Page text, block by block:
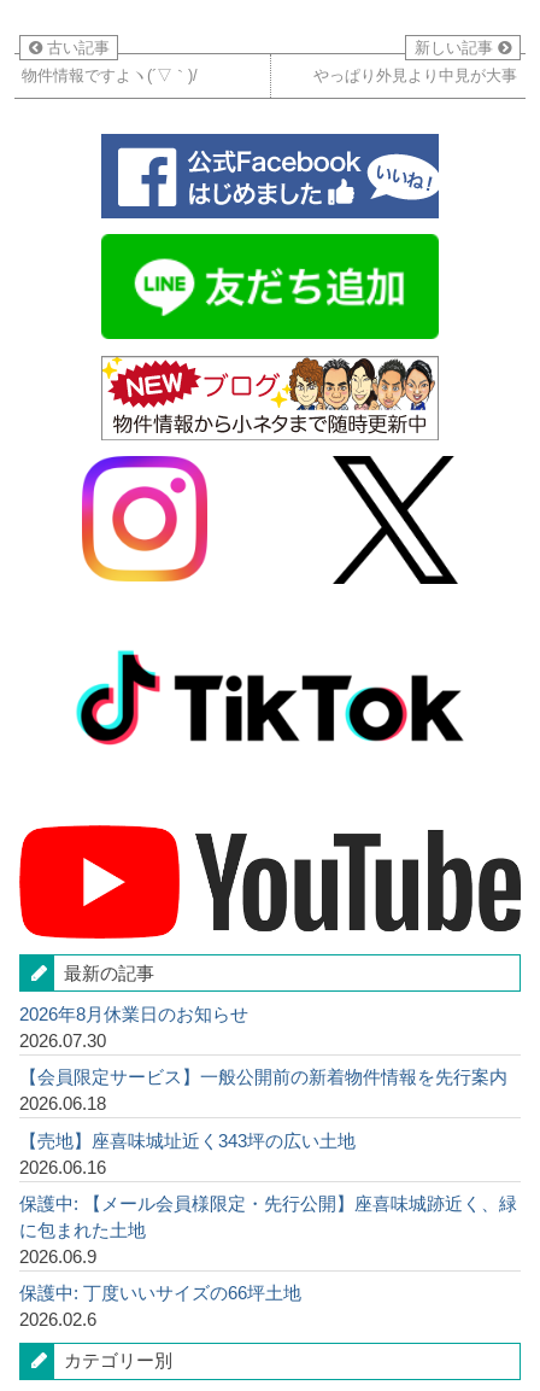
古い記事
物件情報ですよヽ(´▽｀)/
新しい記事
やっぱり外見より中見が大事
最新の記事
2026年8月休業日のお知らせ
2026.07.30
【会員限定サービス】一般公開前の新着物件情報を先行案内
2026.06.18
【売地】座喜味城址近く343坪の広い土地
2026.06.16
保護中: 【メール会員様限定・先行公開】座喜味城跡近く、緑
に包まれた土地
2026.06.9
保護中: 丁度いいサイズの66坪土地
2026.02.6
カテゴリー別